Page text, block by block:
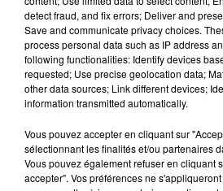
detect fraud, and fix errors; Deliver and
Save and communicate privacy choices.
process personal data such as IP address
following functionalities: Identify devices
requested; Use precise geolocation data;
other data sources; Link different devices;
information transmitted automatically.
Vous pouvez accepter en cliquant sur
sélectionnant les finalités et/ou partenaires
Vous pouvez également refuser en cliquant
accepter". Vos préférences ne